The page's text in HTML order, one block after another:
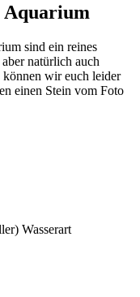
Aquarium
sind ein reines
natürlich auch
wir euch leider
einen Stein vom Foto
Wasserart